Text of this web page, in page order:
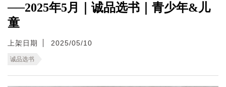
──2025年5月｜诚品选书｜青少年&儿
童
上架日期 2025/05/10
诚品选书